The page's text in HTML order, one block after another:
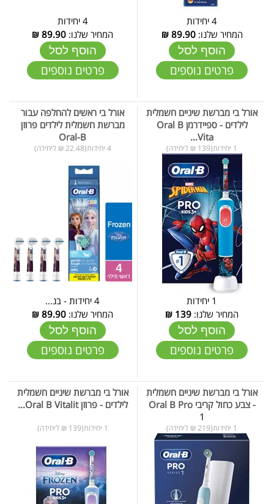
4 יחידות
המחיר שלנו:89.90
₪
הוסף לסל
פרטים נוספים
4 יחידות
המחיר שלנו: 89.90
₪
הוסף לסל
פרטים נוספים
אורל בי מברשת שיניים חשמלית
לילדים - ספיידרמן Oral B
Vita...
1 יחידות(139 ₪ ליחידה)
1 יחידות
המחיר שלנו: 139
₪
הוסף לסל
פרטים נוספים
אורל בי ראשים להחלפה עבור
מברשת חשמלית לילדים פרוזן
Oral-B
4 יחידות(22.48 ₪ ליחידה)
4 יחידות - בנ...
המחיר שלנו: 89.90
₪
הוסף לסל
פרטים נוספים
אורל בי מברשת שיניים חשמלית
- צבע כחול קריבי Oral B Pro
1
1 יחידות(219 ₪ ליחידה)
אורל בי מברשת שיניים חשמלית
לילדים - פרוזן Oral B Vitalit...
1 יחידות(139 ₪ ליחידה)